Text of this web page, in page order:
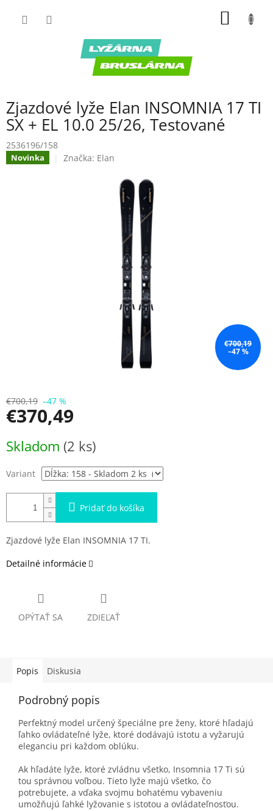
Zjazdové lyže Elan INSOMNIA 17 TI
SX + EL 10.0 25/26, Testované
2536196/158
Novinka Značka: Elan
€700,19
–47 %
€700,19 –47 %
€370,49
cena:
Skladom (2 ks)
Variant
Pridať do košíka
Zjazdové lyže Elan INSOMNIA 17 TI.
Detailné informácie
OPÝTAŤ SA ZDIEĽAŤ
Popis Diskusia
Podrobný popis
Perfektný model určený špeciálne pre ženy, ktoré hľadajú
ľahko ovládateľné lyže, ktoré dodávajú istotu a vyžarujú
eleganciu pri každom oblúku.
Ak hľadáte lyže, ktoré zvládnu všetko, Insomnia 17 Ti sú
tou správnou voľbou. Tieto lyže majú všetko, čo
potrebujete, a vďaka svojmu bohatému vybaveniu
umožňujú ľahké lyžovanie s istotou a ovládateľnosťou.